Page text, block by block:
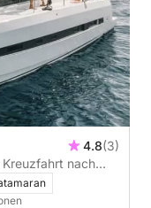
4.8(3)
nach